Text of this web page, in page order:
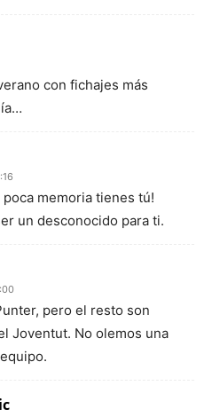
con fichajes más
memoria tienes tú!
un desconocido para ti.
pero el resto son
Joventut. No olemos una